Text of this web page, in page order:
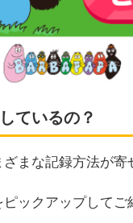
ているの？
まな記録方法が寄
ックアップしてご